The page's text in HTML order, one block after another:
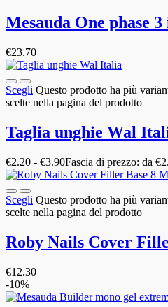
Mesauda One phase
€23.70
Scegli Questo prodotto ha più
scelte nella pagina del prodotto
Taglia unghie Wal
€2.20 - €3.90Fascia di prezzo: da
Scegli Questo prodotto ha più
scelte nella pagina del prodotto
Roby Nails Cover
€12.30
-10%